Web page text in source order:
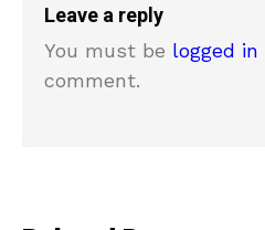
Leave a reply
You must be logged in
comment.